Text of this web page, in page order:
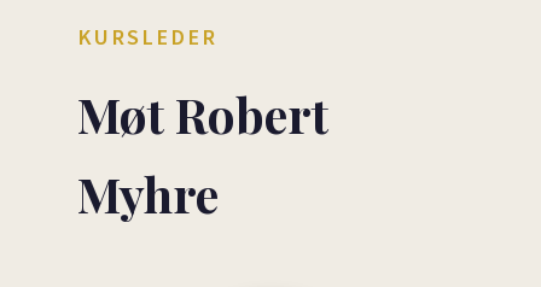
KURSLEDER
Møt Robert
Myhre